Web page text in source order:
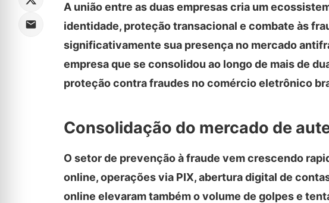
A união entre as duas empresas cria um
identidade, proteção transacional e combate às
significativamente sua presença no mercado
empresa que se consolidou ao longo de mais de
proteção contra fraudes no comércio eletrônico
Consolidação do mercado de
O setor de prevenção à fraude vem crescendo
online, operações via PIX, abertura digital de
online elevaram também o volume de golpes e